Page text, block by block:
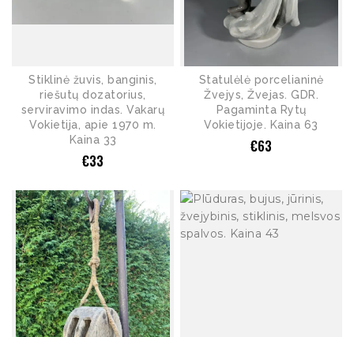
Stiklinė žuvis, banginis,
riešutų dozatorius,
serviravimo indas. Vakarų
Vokietija, apie 1970 m.
Kaina 33
€33
Statulėlė porcelianinė
Žvejys, Žvejas. GDR.
Pagaminta Rytų
Vokietijoje. Kaina 63
€63